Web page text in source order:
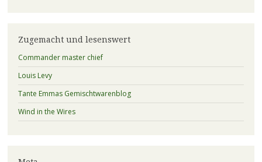
Zugemacht und lesenswert
Commander master chief
Louis Levy
Tante Emmas Gemischtwarenblog
Wind in the Wires